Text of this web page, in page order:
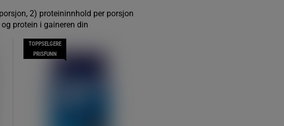
2) proteininnhold per porsjon
protein i gaineren din
TOPPSELGERE
PRISFUNN